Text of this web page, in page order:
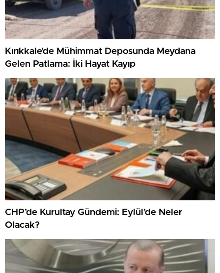
Kırıkkale’de Mühimmat Deposunda Meydana
Gelen Patlama: İki Hayat Kayıp
CHP’de Kurultay Gündemi: Eylül’de Neler
Olacak?